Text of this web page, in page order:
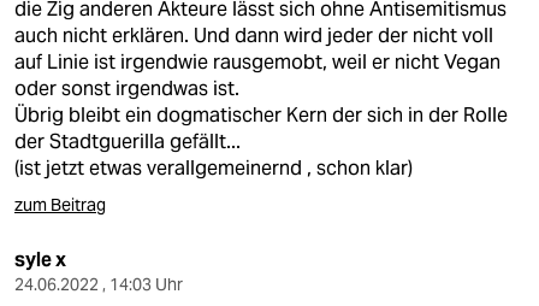
die Zig anderen Akteure lässt sich ohne Antisemitismus
auch nicht erklären. Und dann wird jeder der nicht voll
auf Linie ist irgendwie rausgemobt, weil er nicht Vegan
oder sonst irgendwas ist.
Übrig bleibt ein dogmatischer Kern der sich in der Rolle
der Stadtguerilla gefällt...
(ist jetzt etwas verallgemeinernd , schon klar)
zum Beitrag
syle x
24.06.2022 , 14:03 Uhr